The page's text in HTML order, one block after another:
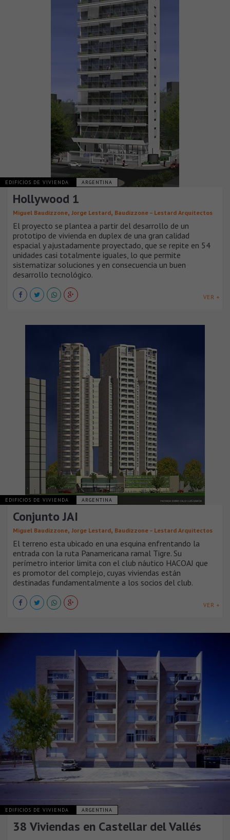
EDIFICIOS DE VIVIENDA ARGENTINA
Hollywood 1
Miguel Baudizzone, Jorge Lestard, Baudizzone – Lestard Arquitectos
El proyecto se plantea a partir del desarrollo de un
prototipo de vivienda en duplex de una gran calidad
espacial y ajustadamente proyectado, que se repite en 54
unidades casi totalmente iguales, lo que permite
sistematizar soluciones y en consecuencia un buen
desarrollo tecnológico.
VER +
EDIFICIOS DE VIVIENDA ARGENTINA
Conjunto JAI
Miguel Baudizzone, Jorge Lestard, Baudizzone – Lestard Arquitectos
El terreno esta ubicado en una esquina enfrentando la
entrada con la ruta Panamericana ramal Tigre. Su
perímetro interior limita con el club náutico HACOAJ que
es promotor del complejo, cuyas viviendas están
destinadas fundamentalmente a los socios del club.
VER +
EDIFICIOS DE VIVIENDA ARGENTINA
38 Viviendas en Castellar del Vallés